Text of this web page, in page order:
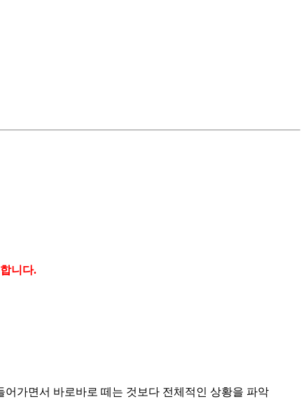
니다.
가면서 바로바로 떼는 것보다 전체적인 상황을 파악